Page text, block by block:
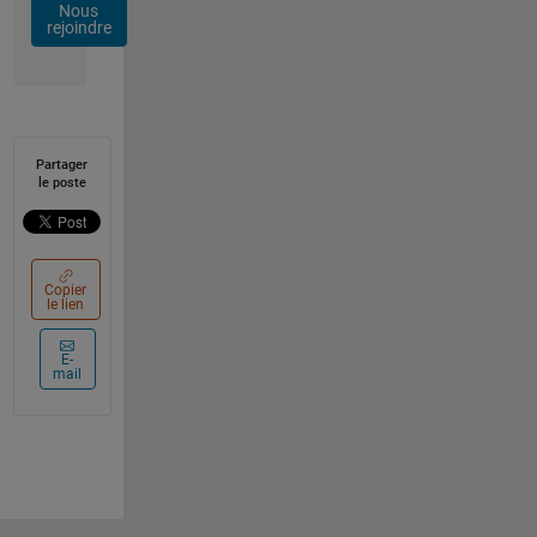
Nous
rejoindre
Partager
le poste
Copier
le lien
E-
mail